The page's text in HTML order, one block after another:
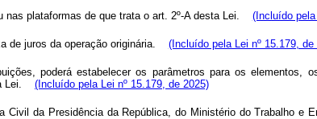
nas plataformas de que trata o art. 2º-A desta Lei. (Incluído
de juros da operação originária. (Incluído pela Lei nº 15.179, de
poderá estabelecer os parâmetros para os elementos,
Lei. (Incluído pela Lei nº 15.179, de 2025)
da Presidência da República, do Ministério do Trabalho e